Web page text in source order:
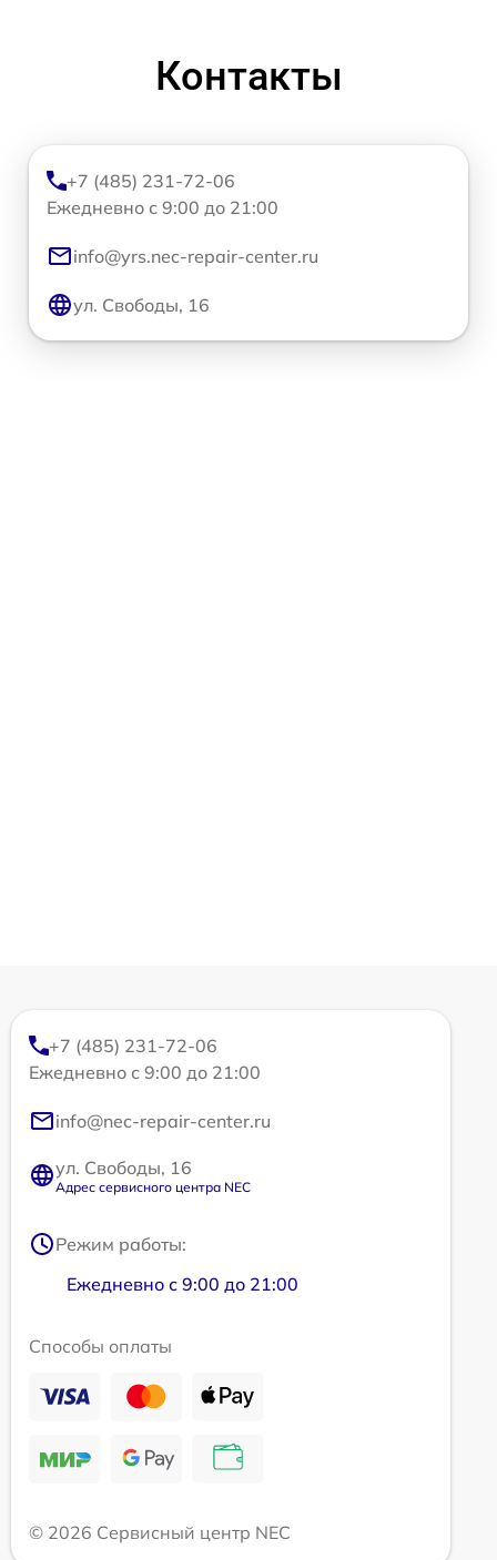
Контакты
+7 (485) 231-72-06
Ежедневно с 9:00 до 21:00
info@yrs.nec-repair-center.ru
ул. Свободы, 16
+7 (485) 231-72-06
Ежедневно с 9:00 до 21:00
info@nec-repair-center.ru
ул. Свободы, 16
Адрес сервисного центра NEC
Режим работы:
Ежедневно с 9:00 до 21:00
Способы оплаты
© 2026 Сервисный центр NEC